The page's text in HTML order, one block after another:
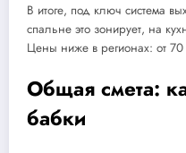
В итоге, под ключ система
спальне это зонирует, на
Цены ниже в регионах: от
Общая смета:
бабки